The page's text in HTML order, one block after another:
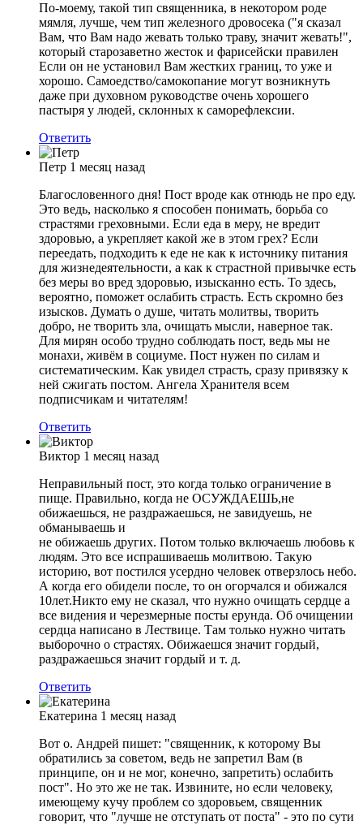
По-моему, такой тип священника, в некотором роде
мямля, лучше, чем тип железного дровосека ("я сказал
Вам, что Вам надо жевать только траву, значит жевать!",
который старозаветно жесток и фарисейски правилен
Если он не установил Вам жестких границ, то уже и
хорошо. Самоедство/самокопание могут возникнуть
даже при духовном руководстве очень хорошего
пастыря у людей, склонных к саморефлексии.
Ответить
Петр 1 месяц назад
Благословенного дня! Пост вроде как отнюдь не про еду.
Это ведь, насколько я способен понимать, борьба со
страстями греховными. Если еда в меру, не вредит
здоровью, а укрепляет какой же в этом грех? Если
переедать, подходить к еде не как к источнику питания
для жизнедеятельности, а как к страстной привычке есть
без меры во вред здоровью, изысканно есть. То здесь,
вероятно, поможет ослабить страсть. Есть скромно без
изысков. Думать о душе, читать молитвы, творить
добро, не творить зла, очищать мысли, наверное так.
Для мирян особо трудно соблюдать пост, ведь мы не
монахи, живём в социуме. Пост нужен по силам и
систематическим. Как увидел страсть, сразу привязку к
ней сжигать постом. Ангела Хранителя всем
подписчикам и читателям!
Ответить
Виктор 1 месяц назад
Неправильный пост, это когда только ограничение в
пище. Правильно, когда не ОСУЖДАЕШЬ,не
обижаешься, не раздражаешься, не завидуешь, не
обманываешь и
не обижаешь других. Потом только включаешь любовь к
людям. Это все испрашиваешь молитвою. Такую
историю, вот постился усердно человек отверзлось небо.
А когда его обидели после, то он огорчался и обижался
10лет.Никто ему не сказал, что нужно очищать сердце а
все видения и черезмерные посты ерунда. Об очищении
сердца написано в Лествице. Там только нужно читать
выборочно о страстях. Обижаешся значит гордый,
раздражаешься значит гордый и т. д.
Ответить
Екатерина 1 месяц назад
Вот о. Андрей пишет: "священник, к которому Вы
обратились за советом, ведь не запретил Вам (в
принципе, он и не мог, конечно, запретить) ослабить
пост". Но это же не так. Извините, но если человеку,
имеющему кучу проблем со здоровьем, священник
говорит, что "лучше не отступать от поста" - это по сути